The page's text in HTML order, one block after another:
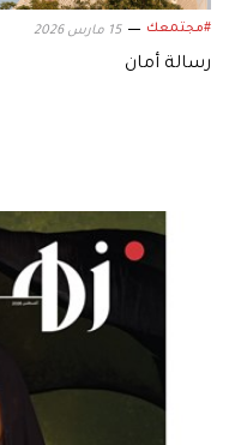
#مجتمعك 15 مارس 2026
رسالة أمان